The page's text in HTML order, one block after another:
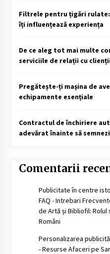
Filtrele pentru țigări rulate:
îți influențează experiența
De ce aleg tot mai multe
serviciile de relații cu
Pregătește-ți mașina de
echipamente esențiale
Contractul de închiriere
adevărat înainte să semnezi
Comentarii
Publicitate în centre
FAQ - Intrebari
de Artă și Bibliofil:
Români
Personalizarea
- Resurse Afaceri pe